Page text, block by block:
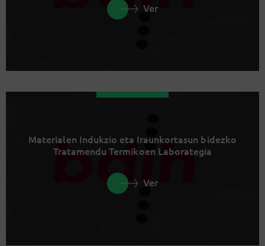
Ver
Materialen Indukzio eta Iraunkortasun bidezko
Tratamendu Termikoen Laborategia
Ver